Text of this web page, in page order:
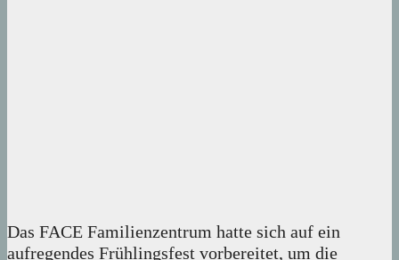
Das FACE Familienzentrum hatte sich auf ein
aufregendes Frühlingsfest vorbereitet, um die